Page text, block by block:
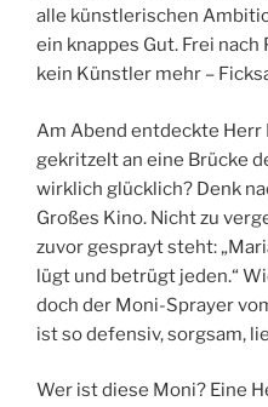
alle künstlerischen
ein knappes Gut. Frei
kein Künstler mehr –
Am Abend entdeckte Herr
gekritzelt an eine Brücke
wirklich glücklich? Denk
Großes Kino. Nicht zu
zuvor gesprayt steht:
lügt und betrügt jeden.“
doch der Moni-Sprayer
ist so defensiv, sorgsam,
Wer ist diese Moni? Eine